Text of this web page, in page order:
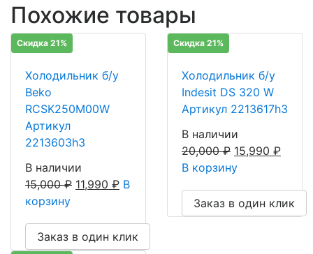
Похожие товары
Скидка 21%
Холодильник б/у
Beko
RCSK250M00W
Артикул
2213603h3
В наличии
15,000₽ 11,990 ₽ В
корзину
Заказ в один клик
Скидка 21%
Холодильник б/у
Indesit DS 320 W
Артикул 2213617h3
В наличии
20,000₽ 15,990 ₽
В корзину
Заказ в один клик